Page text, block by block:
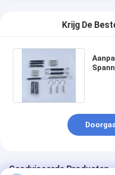
Krijg De
Geadviseerde Producten